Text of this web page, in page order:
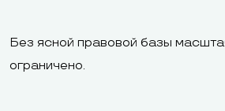
Без ясной правовой базы
ограничено.